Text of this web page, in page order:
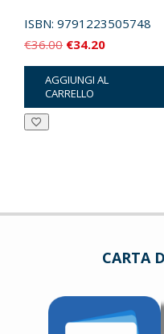
ISBN: 9791223505748
€36.00 Il
prezzo
originale
era:
€34.20Il
prezzo
attuale
è:
AGGIUNGI AL
CARRELLO
CARTA